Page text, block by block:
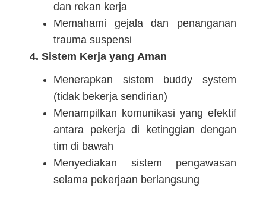
dan rekan kerja
Memahami gejala dan penanganan
trauma suspensi
4. Sistem Kerja yang Aman
Menerapkan sistem buddy system
(tidak bekerja sendirian)
Menampilkan komunikasi yang efektif
antara pekerja di ketinggian dengan
tim di bawah
Menyediakan sistem pengawasan
selama pekerjaan berlangsung